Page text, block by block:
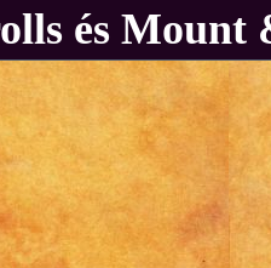
és Mount